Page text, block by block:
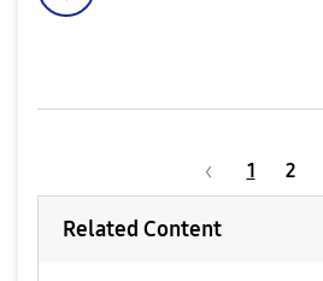
1 2
Related Content